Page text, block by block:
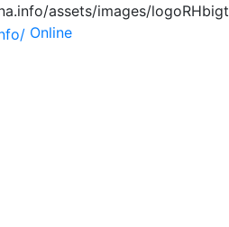
assets/images/
Online